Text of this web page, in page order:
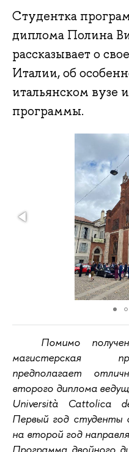
Студентка
диплома Полина
рассказывает о
Италии, об
итальянском вузе
программы.
Помимо
магистерская
предполагает
второго диплома
Università Cattolica
Первый год
на второй год
Программа двойного